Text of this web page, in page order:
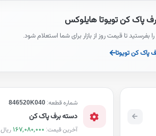
پاک کن تویوتا هایلوکس
تا قیمت روز از بازار برای شما استعلام شود.
پاک کن تویوتا
شماره قطعه:846520K040
دسته برف پاک کن
آخرین قیمت: 167,080,000 ریال